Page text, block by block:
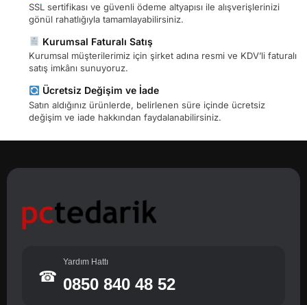
SSL sertifikası ve güvenli ödeme altyapısı ile alışverişlerinizi
gönül rahatlığıyla tamamlayabilirsiniz.
Kurumsal Faturalı Satış
Kurumsal müşterilerimiz için şirket adına resmi ve KDV’li faturalı
satış imkânı sunuyoruz.
Ücretsiz Değişim ve İade
Satın aldığınız ürünlerde, belirlenen süre içinde ücretsiz
değişim ve iade hakkından faydalanabilirsiniz.
☎
Yardım Hattı
0850 840 48 52